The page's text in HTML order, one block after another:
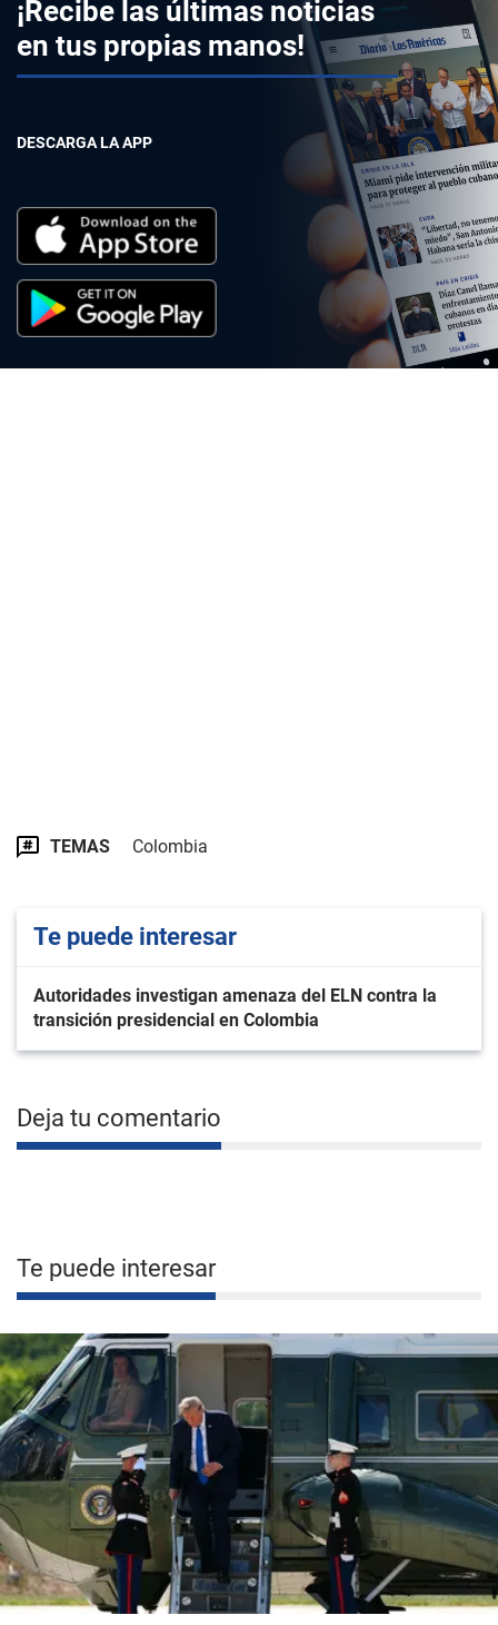
¡Recibe las últimas noticias
en tus propias manos!
DESCARGA LA APP
TEMAS Colombia
Te puede interesar
Autoridades investigan amenaza del ELN contra la
transición presidencial en Colombia
Deja tu comentario
Te puede interesar